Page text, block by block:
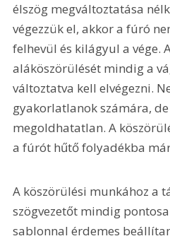
élszög megváltoztatása
végezzük el, akkor a fúró
felhevül és kilágyul a vége.
aláköszörülését mindig a
változtatva kell elvégezni.
gyakorlatlanok számára,
megoldhatatlan. A
a fúrót hűtő folyadékba
A köszörülési munkához a
szögvezetőt mindig
sablonnal érdemes